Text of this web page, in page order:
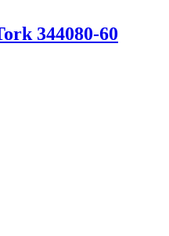
344080-60